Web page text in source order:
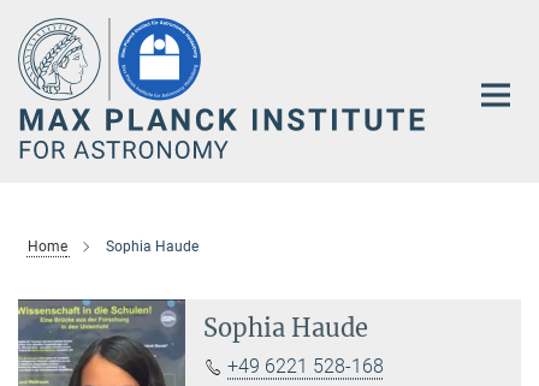
Main-
Content
Home Sophia Haude
Sophia Haude
+49 6221 528-168